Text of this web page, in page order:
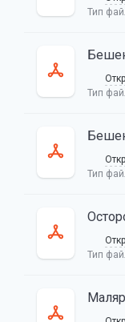
Тип
Тип
Тип
Тип